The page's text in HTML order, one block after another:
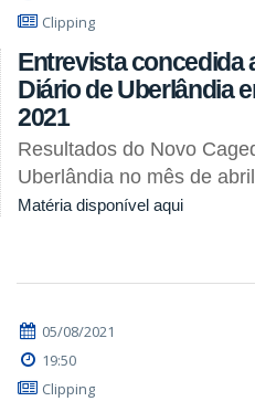
Clipping
Entrevista concedida
Diário de Uberlândia
2021
Resultados do Novo
Uberlândia no mês de
Matéria disponível aqui
05/08/2021
19:50
Clipping